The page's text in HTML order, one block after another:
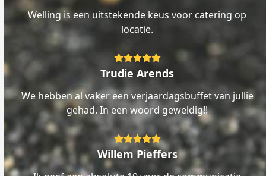
Welling is een uitstekende keus voor catering op
locatie.
Rating:
5
Trudie Arends
We hebben al vaker een verjaardagsbuffet van jullie
gehad. In een woord geweldig!!
Rating:
5
Willem Pieffers